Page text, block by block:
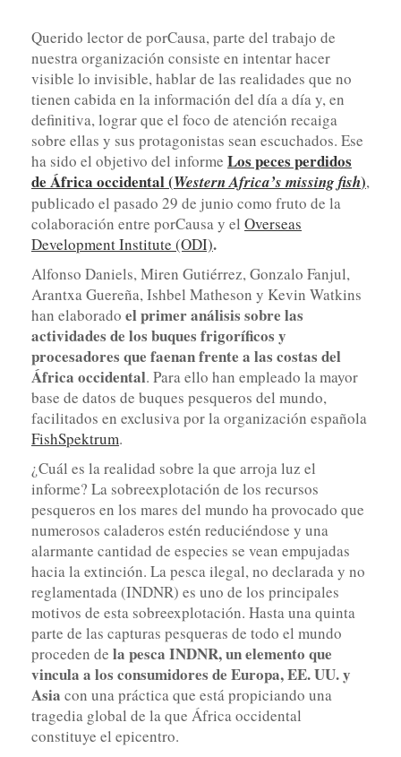
Querido lector de porCausa, parte del trabajo de
nuestra organización consiste en intentar hacer
visible lo invisible, hablar de las realidades que no
tienen cabida en la información del día a día y, en
definitiva, lograr que el foco de atención recaiga
sobre ellas y sus protagonistas sean escuchados. Ese
ha sido el objetivo del informe Los peces perdidos
de África occidental (Western Africa’s missing fish),
publicado el pasado 29 de junio como fruto de la
colaboración entre porCausa y el Overseas
Development Institute (ODI).
Alfonso Daniels, Miren Gutiérrez, Gonzalo Fanjul,
Arantxa Guereña, Ishbel Matheson y Kevin Watkins
han elaborado el primer análisis sobre las
actividades de los buques frigoríficos y
procesadores que faenan frente a las costas del
África occidental. Para ello han empleado la mayor
base de datos de buques pesqueros del mundo,
facilitados en exclusiva por la organización española
FishSpektrum.
¿Cuál es la realidad sobre la que arroja luz el
informe? La sobreexplotación de los recursos
pesqueros en los mares del mundo ha provocado que
numerosos caladeros estén reduciéndose y una
alarmante cantidad de especies se vean empujadas
hacia la extinción. La pesca ilegal, no declarada y no
reglamentada (INDNR) es uno de los principales
motivos de esta sobreexplotación. Hasta una quinta
parte de las capturas pesqueras de todo el mundo
proceden de la pesca INDNR, un elemento que
vincula a los consumidores de Europa, EE. UU. y
Asia con una práctica que está propiciando una
tragedia global de la que África occidental
constituye el epicentro.